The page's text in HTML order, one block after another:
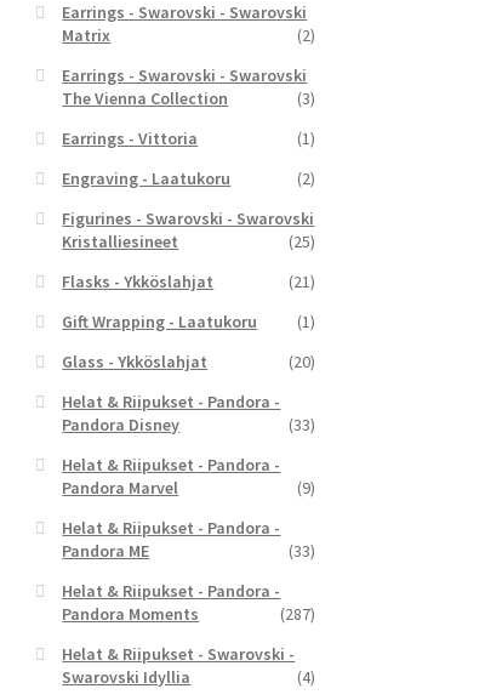
Earrings - Swarovski - Swarovski
Matrix
(2)
Earrings - Swarovski - Swarovski
The Vienna Collection
(3)
Earrings - Vittoria
(1)
Engraving - Laatukoru
(2)
Figurines - Swarovski - Swarovski
Kristalliesineet
(25)
Flasks - Ykköslahjat
(21)
Gift Wrapping - Laatukoru
(1)
Glass - Ykköslahjat
(20)
Helat & Riipukset - Pandora -
Pandora Disney
(33)
Helat & Riipukset - Pandora -
Pandora Marvel
(9)
Helat & Riipukset - Pandora -
Pandora ME
(33)
Helat & Riipukset - Pandora -
Pandora Moments
(287)
Helat & Riipukset - Swarovski -
Swarovski Idyllia
(4)